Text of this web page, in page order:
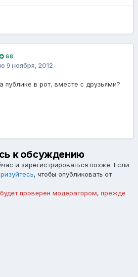
68
9 ноября, 2012
публике в рот, вместе с друзьями?
к обсуждению
и зарегистрироваться позже. Если
, чтобы опубликовать от
проверен модератором, прежде